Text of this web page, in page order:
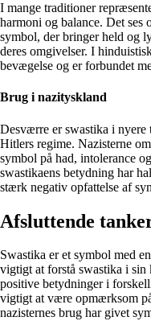
I mange traditioner
harmoni og balance. Det ses
symbol, der bringer held og
deres omgivelser. I
bevægelse og er forbundet
Brug i nazityskland
Desværre er swastika i
Hitlers regime. Nazisterne
symbol på had, intolerance
swastikaens betydning har
stærk negativ opfattelse af
Afsluttende
Swastika er et symbol med
vigtigt at forstå swastika i sin
positive betydninger i
vigtigt at være opmærksom
nazisternes brug har givet